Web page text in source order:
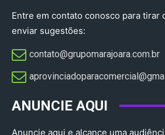
Entre em contato conosco para tirar
enviar sugestões:
contato@grupomarajoara.com.br
ANUNCIE AQUI
Anuncie aqui e alcance uma